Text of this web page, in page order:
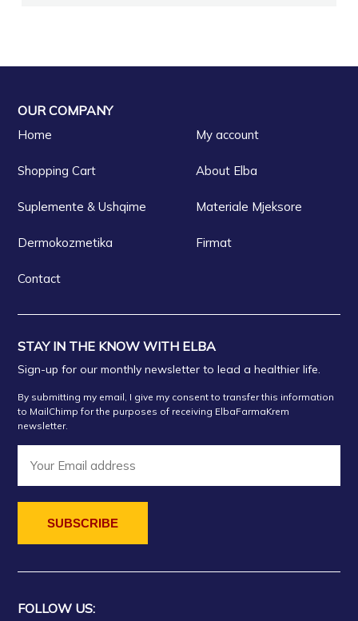
OUR COMPANY
Home My account
Shopping Cart About Elba
Suplemente & Ushqime Materiale Mjeksore
Dermokozmetika Firmat
Contact
STAY IN THE KNOW WITH ELBA
Sign-up for our monthly newsletter to lead a healthier life.
By submitting my email, I give my consent to transfer this information
to MailChimp for the purposes of receiving ElbaFarmaKrem
newsletter.
FOLLOW US: